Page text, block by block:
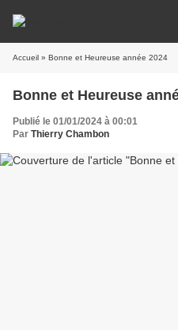
Accueil » Bonne et Heureuse année 2024
Bonne et Heureuse
Publié le 01/01/2024 à 00:01
Par Thierry Chambon